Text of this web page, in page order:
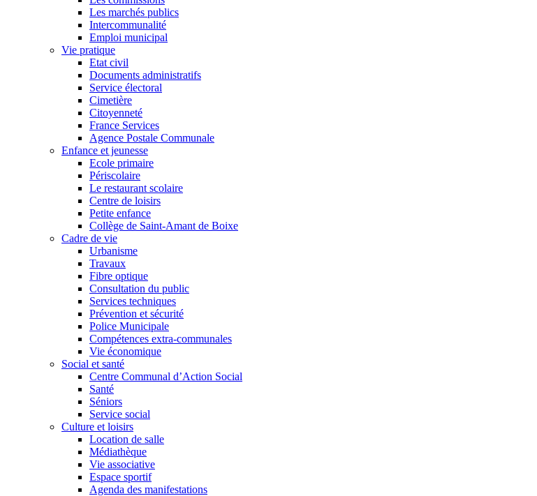
Les marchés publics
Intercommunalité
Emploi municipal
Vie pratique
Etat civil
Documents administratifs
Service électoral
Cimetière
Citoyenneté
France Services
Agence Postale Communale
Enfance et jeunesse
Ecole primaire
Périscolaire
Le restaurant scolaire
Centre de loisirs
Petite enfance
Collège de Saint-Amant de Boixe
Cadre de vie
Urbanisme
Travaux
Fibre optique
Consultation du public
Services techniques
Prévention et sécurité
Police Municipale
Compétences extra-communales
Vie économique
Social et santé
Centre Communal d’Action Social
Santé
Séniors
Service social
Culture et loisirs
Location de salle
Médiathèque
Vie associative
Espace sportif
Agenda des manifestations